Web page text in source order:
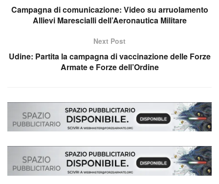
Campagna di comunicazione: Video su arruolamento
Allievi Marescialli dell’Aeronautica Militare
Next Post
Udine: Partita la campagna di vaccinazione delle Forze
Armate e Forze dell’Ordine